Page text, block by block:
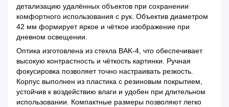
детализацию удалённых объектов при сохранении
комфортного использования с рук. Объектив диаметром
42 мм формирует яркое и чёткое изображение при
дневном освещении.
Оптика изготовлена из стекла BAK-4, что обеспечивает
высокую контрастность и чёткость картинки. Ручная
фокусировка позволяет точно настраивать резкость.
Корпус выполнен из пластика с резиновым покрытием,
устойчив к воздействию влаги и удобен при длительном
использовании. Компактные размеры позволяют легко